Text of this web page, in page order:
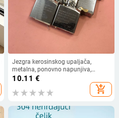
Jezgra kerosinskog upaljača,
metalna, ponovno napunjiva,
izdržljiva s dvostrukim plamenom
10.11 €
add_shopping_cart